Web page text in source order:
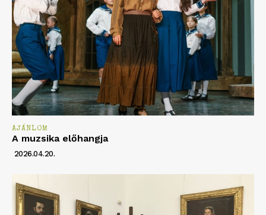
AJÁNLOM
A muzsika előhangja
2026.04.20.